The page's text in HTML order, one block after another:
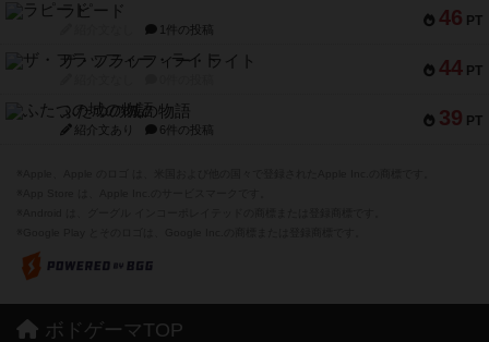
46 PT
ラピード
1件の投稿
44 PT
ザ・フラッフィー・ライト
39 PT
ふたつの城の物語
紹介文あり 6件の投稿
ボドゲーマTOP